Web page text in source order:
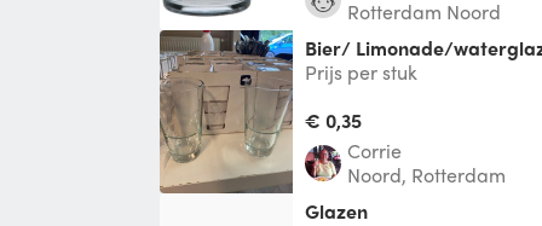
Rotterdam Noord
Bier/ Limonade/
Prijs per stuk
€ 0,35
Corrie
Noord, Rotterdam
Glazen